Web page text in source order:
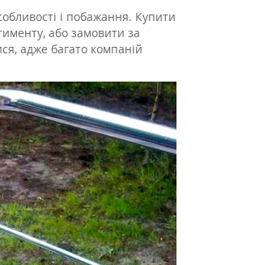
і побажання. Купити
або замовити за
адже багато компаній